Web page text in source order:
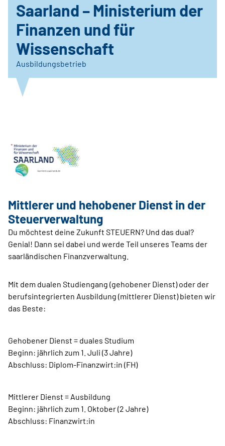
Saarland – Ministerium der
Finanzen und für
Wissenschaft
Ausbildungsbetrieb
Mittlerer und hehobener Dienst in der
Steuerverwaltung
Du möchtest deine Zukunft STEUERN? Und das dual?
Genial! Dann sei dabei und werde Teil unseres Teams der
saarländischen Finanzverwaltung.
Mit dem dualen Studiengang (gehobener Dienst) oder der
berufsintegrierten Ausbildung (mittlerer Dienst) bieten wir
das Beste:
Gehobener Dienst = duales Studium
Beginn: jährlich zum 1. Juli (3 Jahre)
Abschluss: Diplom-Finanzwirt:in (FH)
Mittlerer Dienst = Ausbildung
Beginn: jährlich zum 1. Oktober (2 Jahre)
Abschluss: Finanzwirt:in